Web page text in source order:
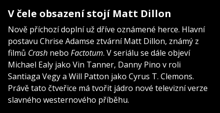
V čele obsazení stojí Matt Dillon
Nově příchozí doplní už dříve oznámené herce. Hlavní
postavu Chrise Adamse ztvární Matt Dillon, známý z
filmů Crash nebo Factotum. V seriálu se dále objeví
Michael Ealy jako Vin Tanner, Danny Pino v roli
Santiaga Vegy a Will Patton jako Cyrus T. Clemons.
Právě tato čtveřice má tvořit jádro nové televizní verze
slavného westernového příběhu.